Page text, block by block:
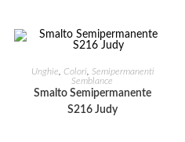
AGGIUNGI AL CARRELLO
Unghie Colori
Semipermanenti
Semblance
Smalto Semipermanente
S216 Judy